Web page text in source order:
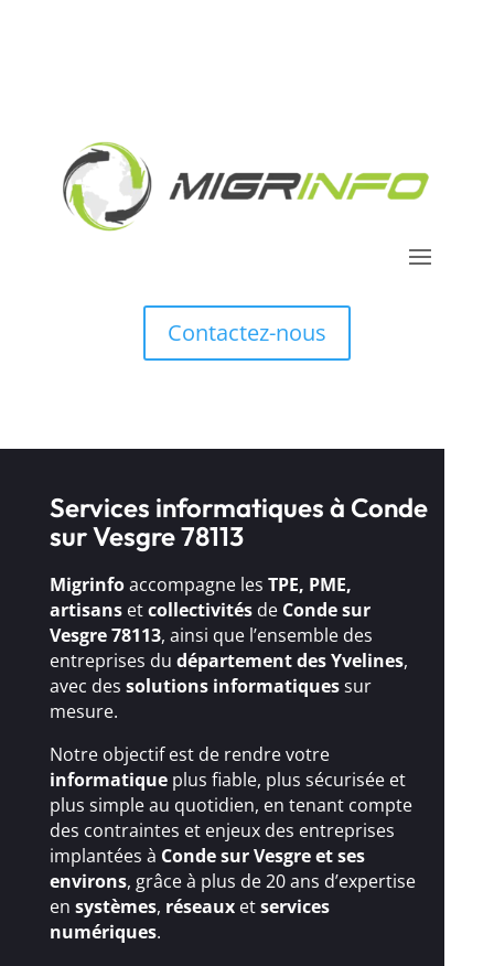
Contactez-nous
Services informatiques à Conde
sur Vesgre 78113
Migrinfoaccompagne les TPE, PME,
artisansetcollectivitésde Conde sur
Vesgre 78113, ainsi que l’ensemble des
entreprises du département des Yvelines,
avec des solutions informatiquessur
mesure.
Notre objectif est de rendre votre
informatiqueplus fiable, plus sécurisée et
plus simple au quotidien, en tenant compte
des contraintes et enjeux des entreprises
implantées à Conde sur Vesgre et ses
environs, grâce à plus de 20 ans d’expertise
en systèmes, réseauxetservices
numériques.